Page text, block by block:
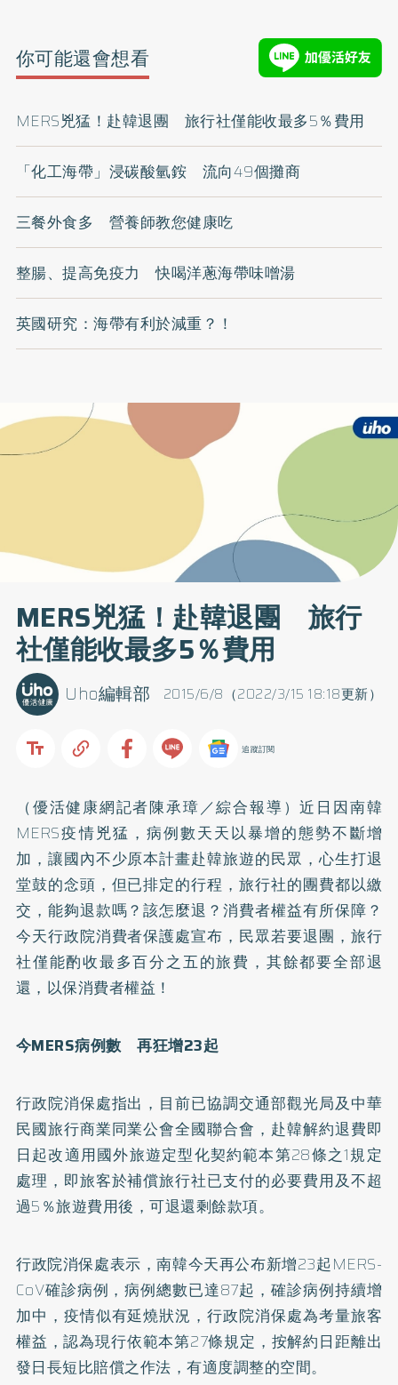
你可能還會想看
MERS兇猛！赴韓退團 旅行社僅能收最多5％費用
「化工海帶」浸碳酸氫銨 流向49個攤商
三餐外食多 營養師教您健康吃
整腸、提高免疫力 快喝洋蔥海帶味噌湯
英國研究：海帶有利於減重？！
MERS兇猛！赴韓退團 旅行
社僅能收最多5％費用
2015/6/8（2022/3/15 18:18更新）
Uho編輯部
追蹤訂閱
（優活健康網記者陳承璋／綜合報導）近日因南韓
MERS疫情兇猛，病例數天天以暴增的態勢不斷增
加，讓國內不少原本計畫赴韓旅遊的民眾，心生打退
堂鼓的念頭，但已排定的行程，旅行社的團費都以繳
交，能夠退款嗎？該怎麼退？消費者權益有所保障？
今天行政院消費者保護處宣布，民眾若要退團，旅行
社僅能酌收最多百分之五的旅費，其餘都要全部退
還，以保消費者權益！
今MERS病例數 再狂增23起
行政院消保處指出，目前已協調交通部觀光局及中華
民國旅行商業同業公會全國聯合會，赴韓解約退費即
日起改適用國外旅遊定型化契約範本第28條之1規定
處理，即旅客於補償旅行社已支付的必要費用及不超
過5％旅遊費用後，可退還剩餘款項。
行政院消保處表示，南韓今天再公布新增23起MERS-
CoV確診病例，病例總數已達87起，確診病例持續增
加中，疫情似有延燒狀況，行政院消保處為考量旅客
權益，認為現行依範本第27條規定，按解約日距離出
發日長短比賠償之作法，有適度調整的空間。